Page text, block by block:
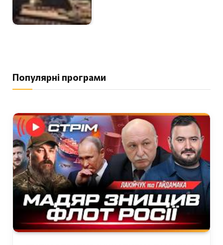
Популярні програми